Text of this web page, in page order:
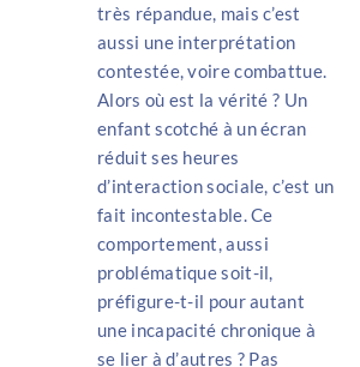
très répandue, mais c’est
aussi une interprétation
contestée, voire combattue.
Alors où est la vérité ? Un
enfant scotché à un écran
réduit ses heures
d’interaction sociale, c’est un
fait incontestable. Ce
comportement, aussi
problématique soit-il,
préfigure-t-il pour autant
une incapacité chronique à
se lier à d’autres ? Pas